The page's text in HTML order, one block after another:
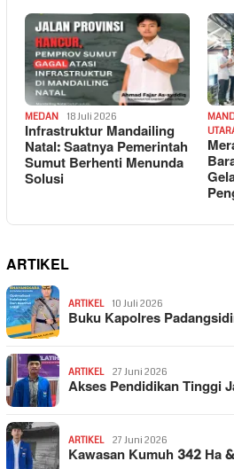
MEDAN 18 Juli 2026
Infrastruktur Mandailing
Natal: Saatnya Pemerintah
Sumut Berhenti Menunda
Solusi
ARTIKEL
ARTIKEL 10 Juli 2026
Buku Kapolres
ARTIKEL 27 Juni 2026
Akses Pendidikan Tinggi
ARTIKEL 27 Juni 2026
Kawasan Kumuh 342 Ha